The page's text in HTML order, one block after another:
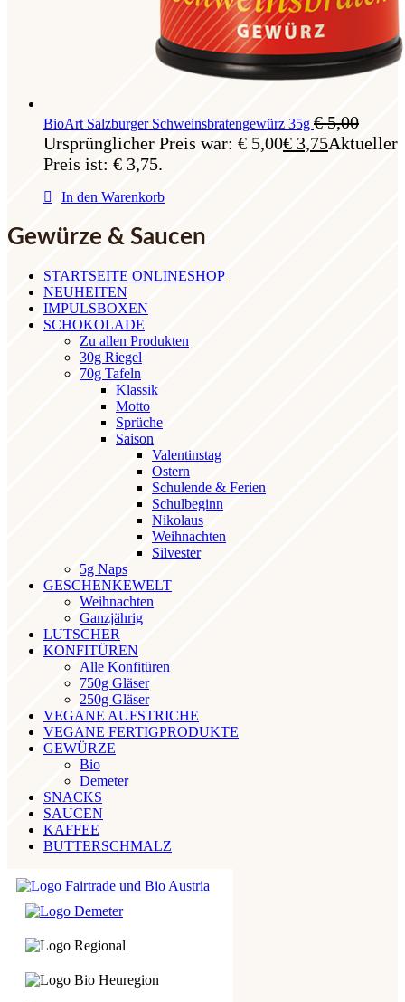
BioArt Salzburger Schweinsbratengewürz 35g €5,00
Ursprünglicher Preis war: € 5,00€ 3,75Aktueller
Preis ist: € 3,75.
In den Warenkorb
Gewürze & Saucen
STARTSEITE ONLINESHOP
NEUHEITEN
IMPULSBOXEN
SCHOKOLADE
Zu allen Produkten
30g Riegel
70g Tafeln
Klassik
Motto
Sprüche
Saison
Valentinstag
Ostern
Schulende & Ferien
Schulbeginn
Nikolaus
Weihnachten
Silvester
5g Naps
GESCHENKEWELT
Weihnachten
Ganzjährig
LUTSCHER
KONFITÜREN
Alle Konfitüren
750g Gläser
250g Gläser
VEGANE AUFSTRICHE
VEGANE FERTIGPRODUKTE
GEWÜRZE
Bio
Demeter
SNACKS
SAUCEN
KAFFEE
BUTTERSCHMALZ